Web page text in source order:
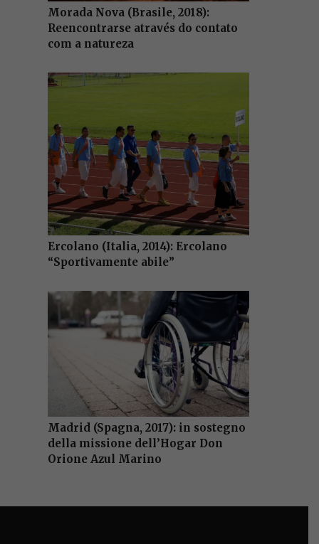
Morada Nova (Brasile, 2018):
Reencontrarse através do contato
com a natureza
Ercolano (Italia, 2014): Ercolano
“Sportivamente abile”
Madrid (Spagna, 2017): in sostegno
della missione dell’Hogar Don
Orione Azul Marino